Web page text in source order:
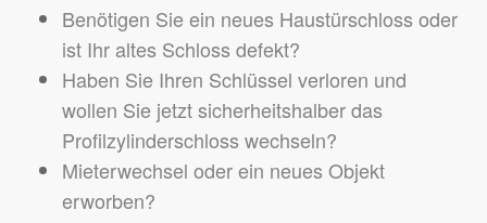
Benötigen Sie ein neues Haustürschloss oder
ist Ihr altes Schloss defekt?
Haben Sie Ihren Schlüssel verloren und
wollen Sie jetzt sicherheitshalber das
Profilzylinderschloss wechseln?
Mieterwechsel oder ein neues Objekt
erworben?